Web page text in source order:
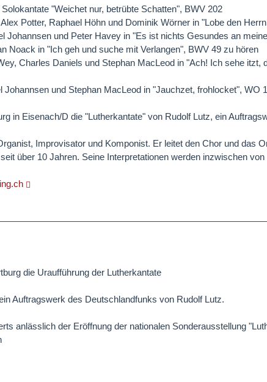
"Weichet nur, betrübte Schatten", BWV 202
Potter, Raphael Höhn und Dominik Wörner in "Lobe den
Johannsen und Peter Havey in "Es ist nichts Gesundes an
Noack in "Ich geh und suche mit Verlangen", BWV 49 zu hören
Charles Daniels und Stephan MacLeod in "Ach! Ich sehe itzt,
Johannsen und Stephan MacLeod in "Jauchzet, frohlocket", WO
in Eisenach/D die "Lutherkantate" von Rudolf Lutz, ein
Improvisator und Komponist. Er leitet den Chor und das
über 10 Jahren. Seine Interpretationen werden inzwischen
die Uraufführung der Lutherkantate
Auftragswerk des Deutschlandfunks von Rudolf Lutz.
anlässlich der Eröffnung der nationalen Sonderausstellung